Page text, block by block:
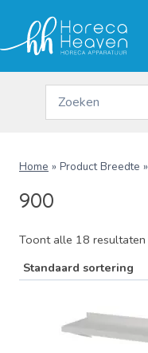
inhoud
Home » Product Breedte »
900
Toont alle 18 resultaten